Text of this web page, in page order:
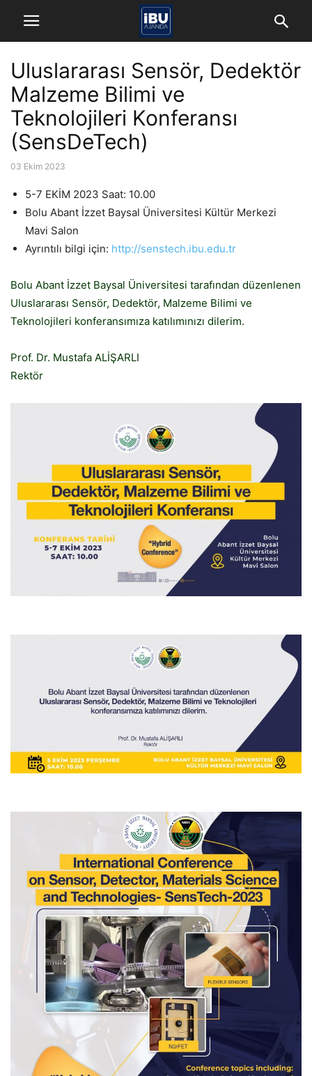
Uluslararası Sensör, Dedektör
Malzeme Bilimi ve
Teknolojileri Konferansı
(SensDeTech)
03 Ekim 2023
5-7 EKİM 2023 Saat: 10.00
Bolu Abant İzzet Baysal Üniversitesi Kültür Merkezi
Mavi Salon
Ayrıntılı bilgi için: http://senstech.ibu.edu.tr
Bolu Abant İzzet Baysal Üniversitesi tarafından düzenlenen
Uluslararası Sensör, Dedektör, Malzeme Bilimi ve
Teknolojileri konferansımıza katılımınızı dilerim.
Prof. Dr. Mustafa ALİŞARLI
Rektör